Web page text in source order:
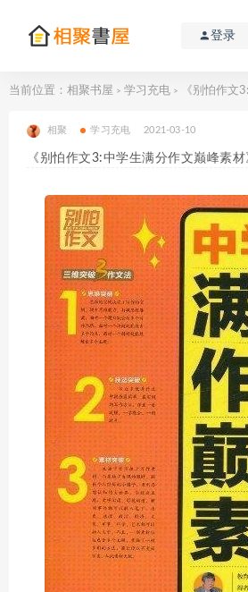
登录
当前位置： 相聚书屋 > 学习充电 > 《别怕作文
相聚 学习充电 2021-03-10
《别怕作文3:中学生满分作文巅峰素材